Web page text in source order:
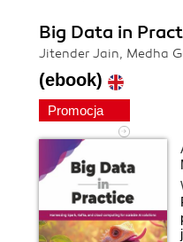
Big Data in
Jitender Jain, Medha
(ebook)
Promocja